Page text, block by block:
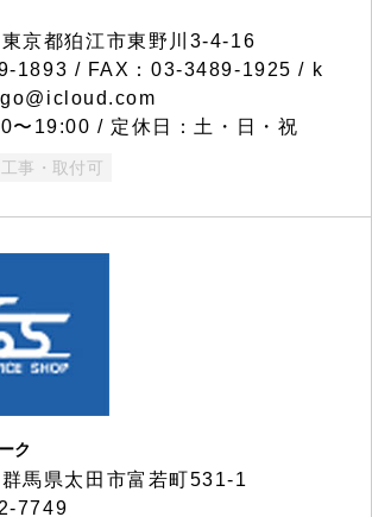
京都狛江市東野川3-4-16
1893 / FAX：03-3489-1925 / k
〜19:00 / 定休日：土・日・祝
工事・取付可
ク
馬県太田市富若町531-1
7749